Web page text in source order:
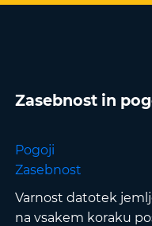
Zasebnost in
Pogoji
Zasebnost
Varnost datotek
na vsakem koraku